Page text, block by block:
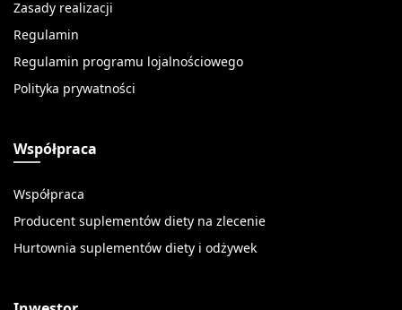
Zasady realizacji
Regulamin
Regulamin programu lojalnościowego
Polityka prywatności
Współpraca
Współpraca
Producent suplementów diety na zlecenie
Hurtownia suplementów diety i odżywek